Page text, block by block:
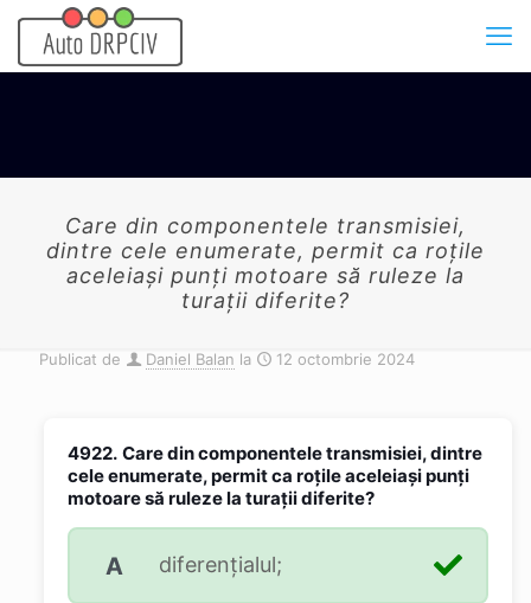
Care din componentele transmisiei,
dintre cele enumerate, permit ca roţile
aceleiaşi punţi motoare să ruleze la
turaţii diferite?
Publicat de Daniel Balan la 12 octombrie 2024
4922. Care din componentele transmisiei, dintre
cele enumerate, permit ca roţile aceleiaşi punţi
motoare să ruleze la turaţii diferite?
A diferenţialul;